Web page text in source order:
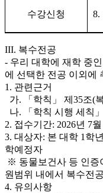
수강신청 8.
III. 복수전공
- 우리 대학에 재학 중
에 선택한 전공 이외에
1. 관련근거
가. 「학칙」 제35조(
나. 「학칙 시행 세칙
2. 접수기간: 2026년 7
3. 대상자: 본 대학 1학
학예정자
※ 동물보건사 등 인증
원범위 내에서 복수전
4. 유의사항